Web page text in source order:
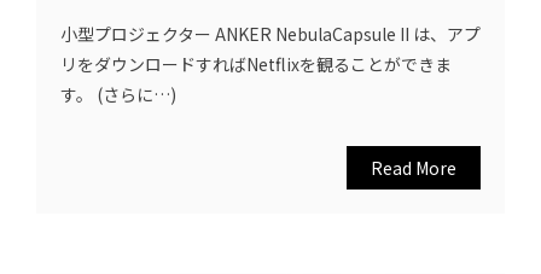
小型プロジェクター ANKER NebulaCapsule II は、アプ
リをダウンロードすればNetflixを観ることができま
す。 (さらに…)
Read More